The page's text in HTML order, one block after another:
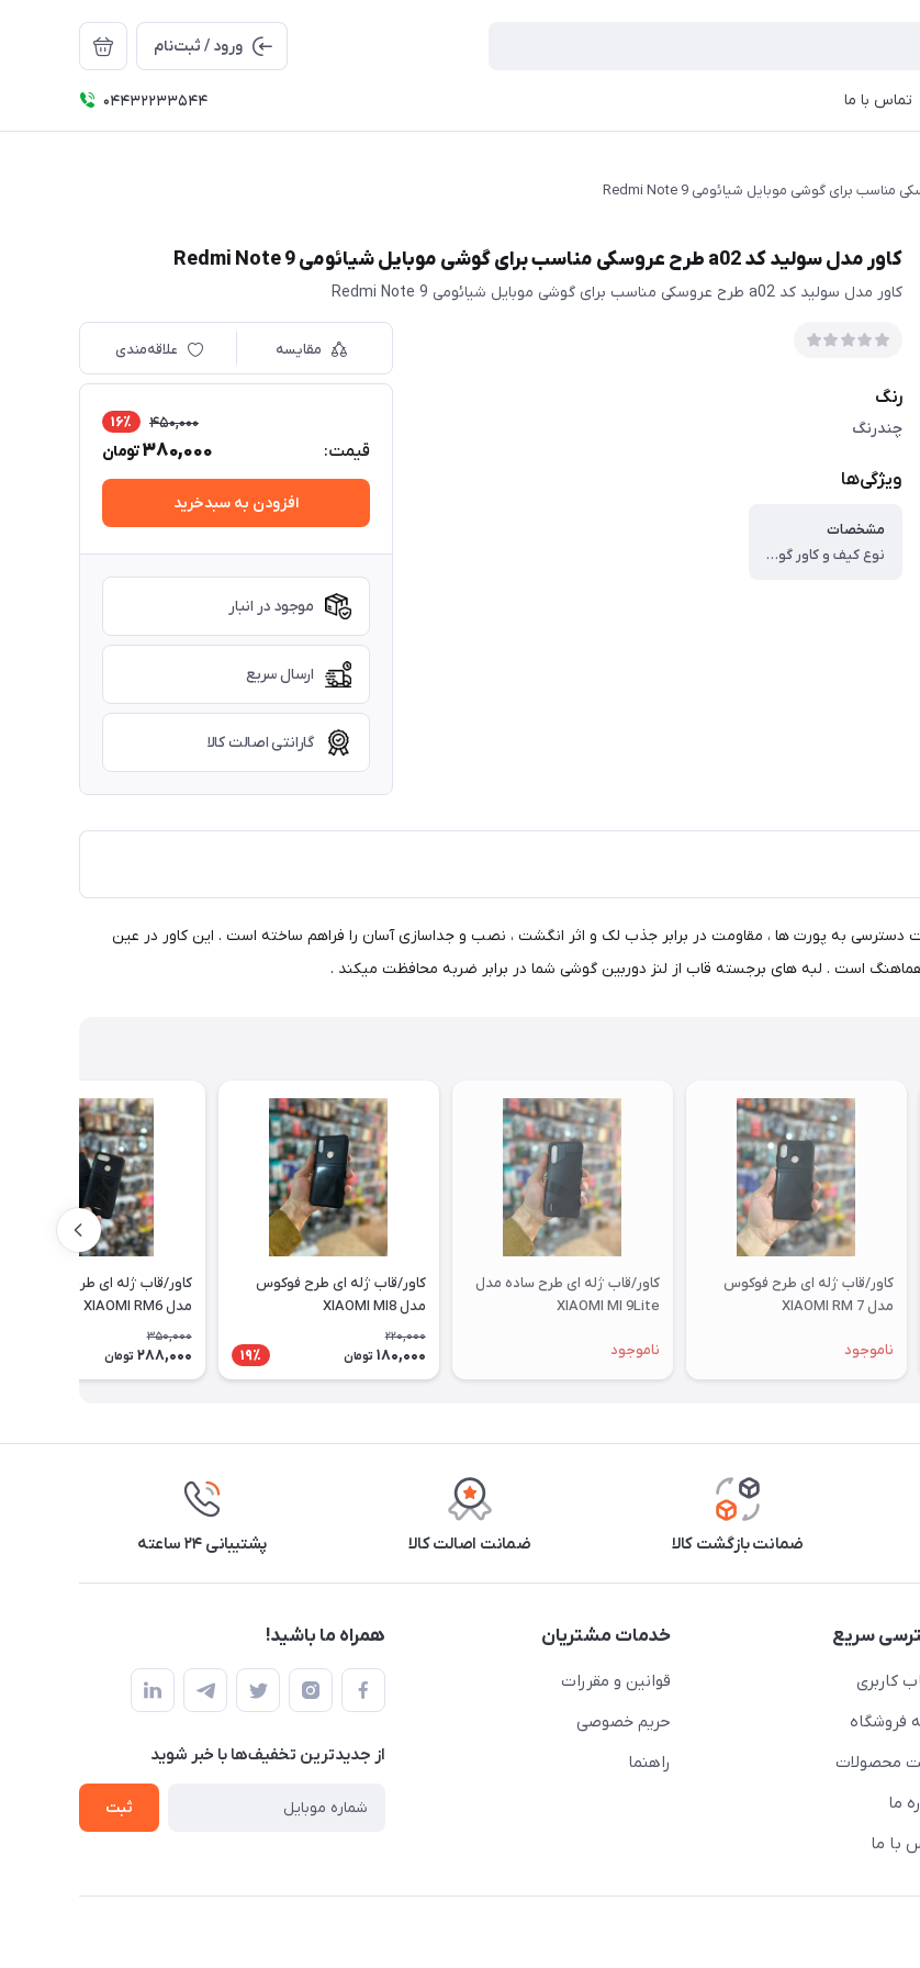
ورود / ثبت‌نام
تماس با ما 04432233544
کاور مدل سولید کد a02 طرح عروسکی مناسب برای گوشی موبایل شیائومی Redmi Note 9
کاور مدل سولید کد a02 طرح عروسکی مناسب برای گوشی موبایل شیائومی Redmi Note 9
رنگ
چندرنگ
ویژگی‌ها
مشخصات
نوع کیف و کاور گوشی ، کاور ، وزن ، ۶۰ گرم ، سازگار با گوشی موبایل ، Xiaomi Redmi Note ۹ ، ساختار ، مات ، سطح پوشش ، حفاظت از دکمه‌ها ، لبه راست ، لبه چپ ، لبه پایینی ، لبه بالایی ، قاب پشتی
مقایسه علاقه‌مندی
قیمت:
450,000 16٪
380,000تومان
افزودن به سبدخرید
موجود در انبار
ارسال سریع
گارانتی اصالت کالا
به پورت ها ، مقاومت در برابر جذب لک و اثر انگشت ، نصب و جداسازی آسان را فراهم ساخته است . این کاور در عین
است . لبه های برجسته قاب از لنز دوربین گوشی شما در برابر ضربه محافظت میکند .
کاور/قاب ژله ای طرح فوکوس
مدل XIAOMI RM 7
ناموجود
کاور/قاب ژله ای طرح ساده مدل
XIAOMI MI 9Lite
ناموجود
کاور/قاب ژله ای طرح فوکوس
مدل XIAOMI MI8
220,000
180,000 تومان 19٪
کاور/قاب ژله ای طرح فوکوس
مدل XIAOMI RM6
350,000
288,000 تومان
ضمانت بازگشت کالا ضمانت اصالت کالا پشتیبانی ۲۴ ساعته
سریع
کاربری
فروشگاه
محصولات
ما
با ما
خدمات مشتریان
قوانین و مقررات
حریم خصوصی
راهنما
همراه ما باشید!
از جدید‌ترین تخفیف‌ها با‌ خبر شوید
ثبت